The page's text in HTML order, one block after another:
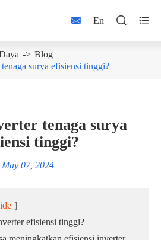
 En  
Blog
surya efisiensi tinggi?
tenaga surya
tinggi?
May 07, 2024
]
efisiensi tinggi?